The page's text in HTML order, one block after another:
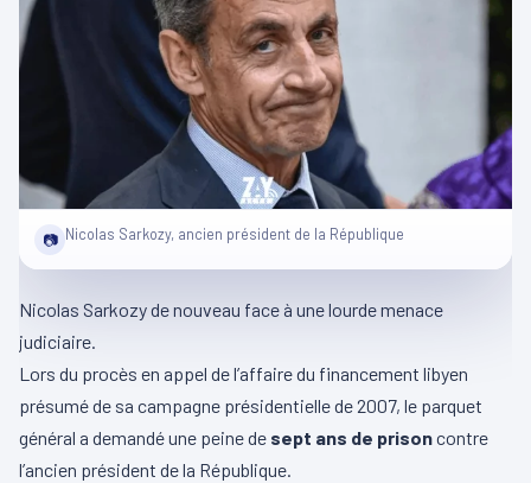
📷 Nicolas Sarkozy, ancien président de la République
Nicolas Sarkozy de nouveau face à une lourde menace
judiciaire.
Lors du procès en appel de l’affaire du financement libyen
présumé de sa campagne présidentielle de 2007, le parquet
général a demandé une peine de sept ans de prisoncontre
l’ancien président de la République.